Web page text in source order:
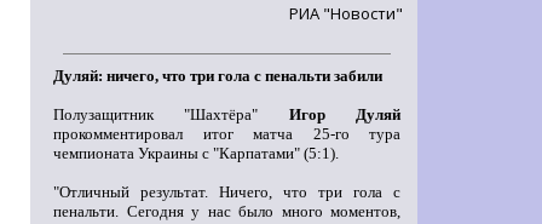
РИА "Новости"
Дуляй: ничего, что три гола с пенальти забили
Полузащитник "Шахтёра" Игор Дуляй
прокомментировал итог матча 25-го тура
чемпионата Украины с "Карпатами" (5:1).
"Отличный результат. Ничего, что три гола с
пенальти. Сегодня у нас было много моментов,